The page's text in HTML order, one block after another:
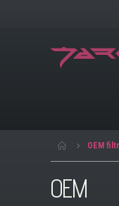
OEM
OEM